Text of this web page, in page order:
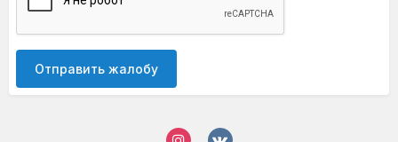
Отправить жалобу